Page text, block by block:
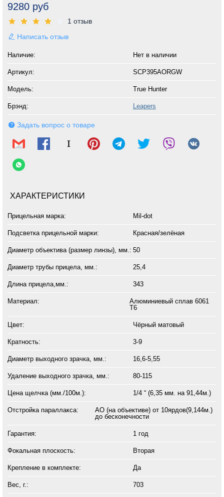
9280 руб
1 отзыв
Написать отзыв
Наличие: Нет в наличии
Артикул: SCP395AORGW
Модель: True Hunter
Брэнд: Leapers
Задать вопрос о товаре
ХАРАКТЕРИСТИКИ
Прицельная марка: Mil-dot
Подсветка прицельной марки: Красная/зелёная
Диаметр объектива (размер линзы), мм.: 50
Диаметр трубы прицела, мм.: 25,4
Длина прицела,мм.: 343
Материал:
Алюминиевый сплав 6061
Т6
Цвет: Чёрный матовый
Кратность: 3-9
Диаметр выходного зрачка, мм.: 16,6-5,55
Удаление выходного зрачка, мм.: 80-115
Цена щелчка (мм./100м.): 1/4 “ (6,35 мм. на 91,44м.)
Отстройка параллакса:
АО (на объективе) от 10ярдов(9,144м.)
до бесконечности
Гарантия: 1 год
Фокальная плоскость: Вторая
Крепление в комплекте: Да
Вес, г.: 703